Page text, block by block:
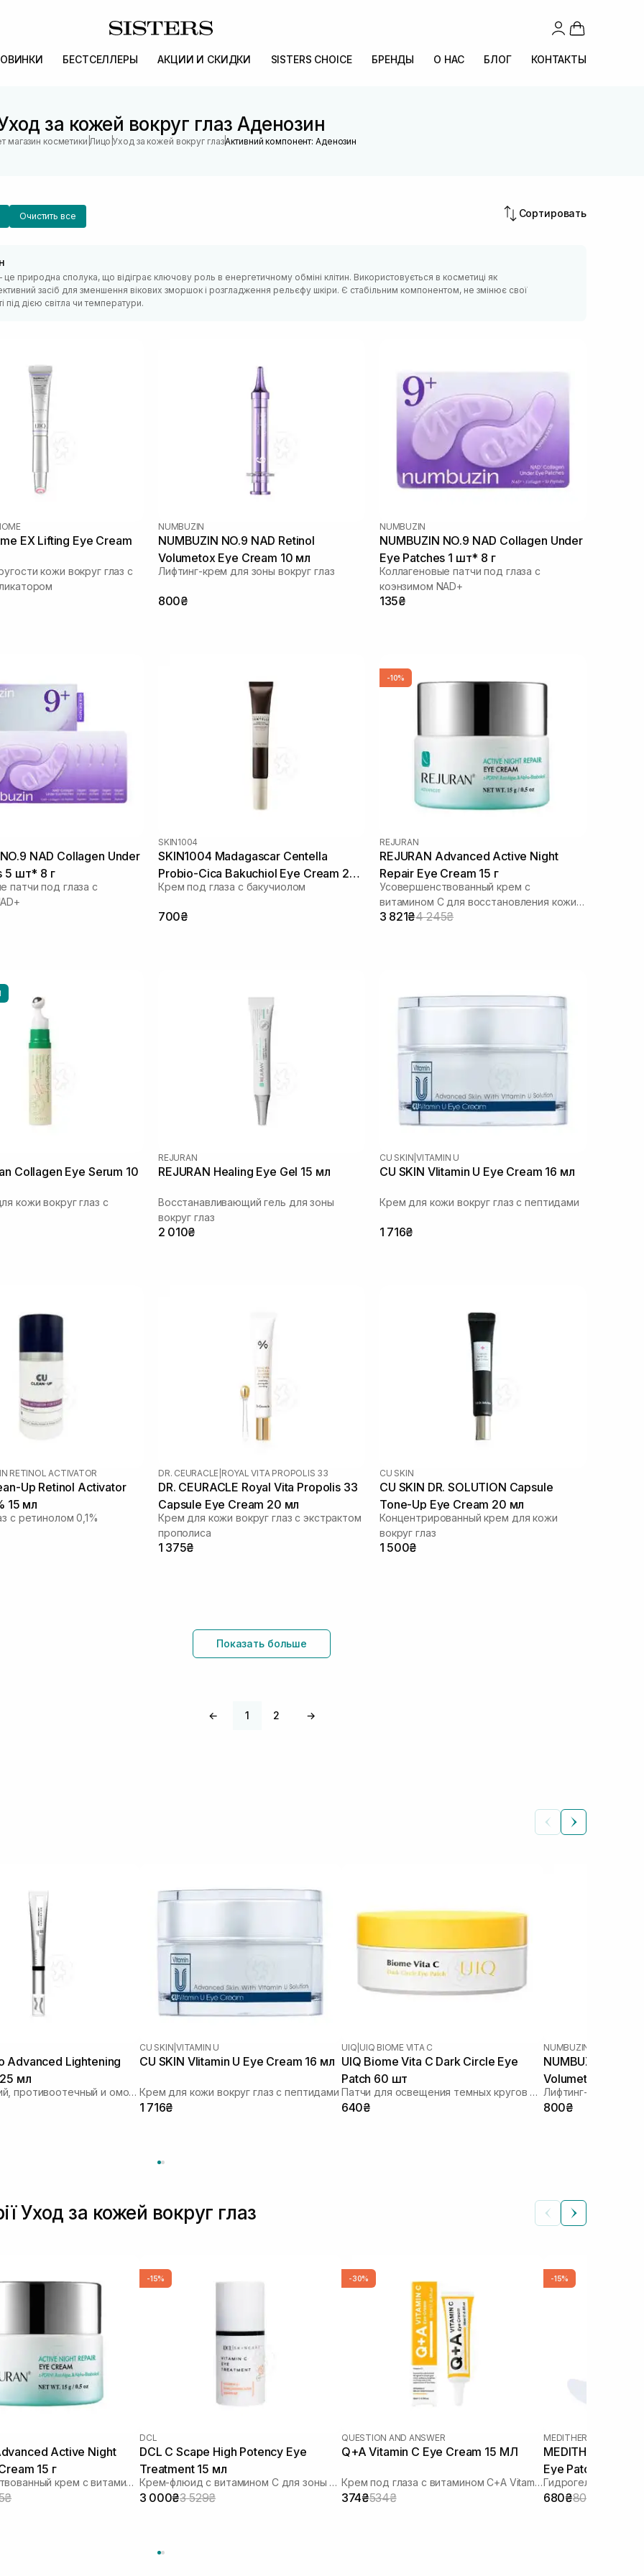
БЕСТСЕЛЛЕРЫ АКЦИИ И СКИДКИ SISTERS CHOICE БРЕНДЫ О НАС БЛОГ КОНТАКТЫ
за кожей вокруг глаз Аденозин
магазин косметики Лицо |Уход за кожей вокруг глаз|Активний компонент: Аденозин
Очистить все Сортировать
це природна сполука, що відіграє ключову роль в енергетичному обміні клітин. Використовується в косметиці як
засіб для зменшення вікових зморшок і розгладження рельєфу шкіри. Є стабільним компонентом, не змінює свої
під дією світла чи температури.
EX Lifting Eye Cream
кожи вокруг глаз с
NUMBUZIN
NUMBUZIN NO.9 NAD Retinol
Volumetox Eye Cream 10 мл
Лифтинг-крем для зоны вокруг глаз
800₴
NUMBUZIN
NUMBUZIN NO.9 NAD Collagen Under
Eye Patches 1 шт* 8 г
Коллагеновые патчи под глаза с
коэнзимом NAD+
135₴
NAD Collagen Under
5 шт* 8 г
патчи под глаза с
SKIN1004
SKIN1004 Madagascar Centella
Probio-Cica Bakuchiol Eye Cream 20
мл
Крем под глаза с бакучиолом
700₴
-10%
REJURAN
REJURAN Advanced Active Night
Repair Eye Cream 15 г
Усовершенствованный крем с
витамином C для восстановления кожи
вокруг глаз
3 821₴4 245₴
Collagen Eye Serum 10
кожи вокруг глаз с
REJURAN
REJURAN Healing Eye Gel 15 мл
Восстанавливающий гель для зоны
вокруг глаз
2 010₴
CU SKIN |VITAMIN U
CU SKIN VIitamin U Eye Cream 16 мл
Крем для кожи вокруг глаз с пептидами
1 716₴
RETINOL ACTIVATOR
Up Retinol Activator
15 мл
с ретинолом 0,1%
DR. CEURACLE ROYAL VITA PROPOLIS 33
DR. CEURACLE Royal Vita Propolis 33
Capsule Eye Cream 20 мл
Крем для кожи вокруг глаз с экстрактом
прополиса
1 375₴
CU SKIN
CU SKIN DR. SOLUTION Capsule
Tone-Up Eye Cream 20 мл
Концентрированный крем для кожи
вокруг глаз
1 500₴
Показать больше
← 1 2 →
Advanced Lightening
мл
Осветляющий, противоотечный и омолаживающий крем для глаз
CU SKIN |VITAMIN U
CU SKIN VIitamin U Eye Cream 16 мл
Крем для кожи вокруг глаз с пептидами
1 716₴
UIQ UIQ BIOME VITA C
UIQ Biome Vita C Dark Circle Eye
Patch 60 шт
Патчи для освещения темных кругов под глазами
640₴
NUMBUZIN
NUMBUZIN NO.9
Volumetox Eye
Лифтинг-крем для
800₴
Уход за кожей вокруг глаз
Active Night
15 г
Усовершенствованный крем с витамином C для восстановления кожи вокруг глаз
-15%
DCL
DCL C Scape High Potency Eye
Treatment 15 мл
Крем-флюид с витамином С для зоны вокруг глаз
3 000₴3 529₴
-30%
QUESTION AND ANSWER
Q+A Vitamin C Eye Cream 15 МЛ
Крем под глаза с витамином C+A Vitamin C Eye Cream 15 МЛ
374₴534₴
-15%
MEDITHERAPY
MEDITHERAPY
Eye Patch 4 шт
Гидрогелевые
680₴800₴